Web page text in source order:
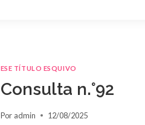
ESE TÍTULO ESQUIVO
Consulta n.°92
Por admin 12/08/2025